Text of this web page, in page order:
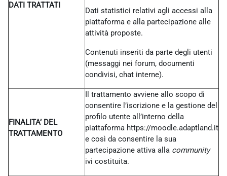
DATI TRATTATI
Dati statistici relativi agli accessi alla
piattaforma e alla partecipazione alle
attività proposte.
Contenuti inseriti da parte degli utenti
(messaggi nei forum, documenti
condivisi, chat interne).
FINALITA’ DEL
TRATTAMENTO
Il trattamento avviene allo scopo di
consentire l’iscrizione e la gestione del
profilo utente all’interno della
piattaforma https://moodle.adaptland.it
e così da consentire la sua
partecipazione attiva alla community
ivi costituita.